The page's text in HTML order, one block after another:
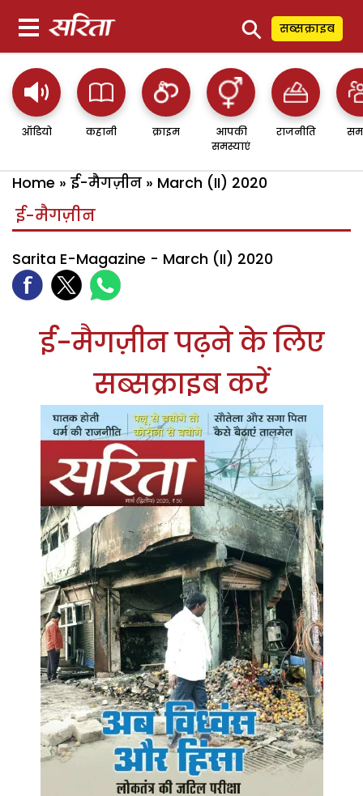
⚲ सब्सक्राइब
ऑडियो कहानी क्राइम
आपकी
समस्याएं
राजनीति
Home » ई-मैगज़ीन » March (II) 2020
ई-मैगज़ीन
Sarita E-Magazine - March (II) 2020
ई-मैगज़ीन पढ़ने के लिए
सब्सक्राइब करें